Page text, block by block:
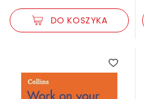
DO KOSZYKA